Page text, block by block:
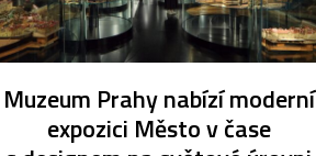
Muzeum Prahy nabízí moderní
expozici Město v čase